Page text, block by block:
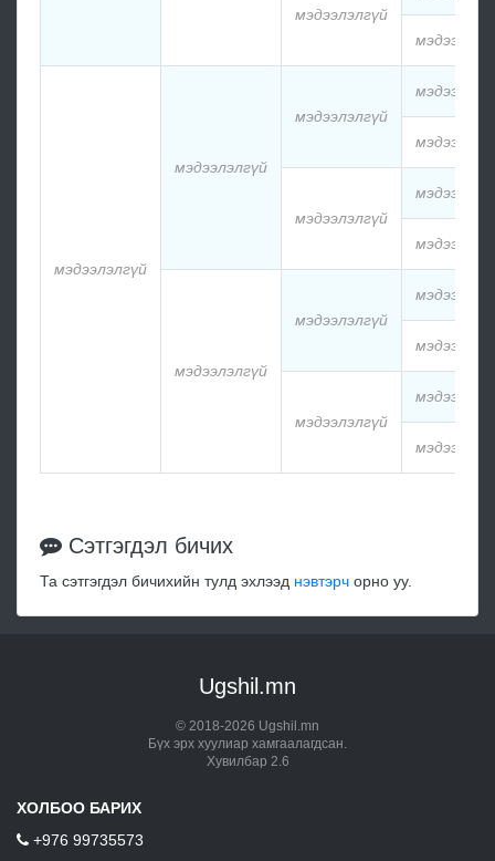
мэдээлэлгүй
мэдээлэлгүй
мэдээлэлгүй
мэдээлэлгүй
мэдээлэлгүй
мэдээлэлгүй
мэдээлэлгүй
мэдээлэлгүй
Сэтгэгдэл бичих
Та сэтгэгдэл бичихийн тулд эхлээд нэвтэрч орно уу.
Ugshil.mn
© 2018-2026 Ugshil.mn
Бүх эрх хуулиар хамгаалагдсан.
Хувилбар 2.6
ХОЛБОО БАРИХ
+976 99735573